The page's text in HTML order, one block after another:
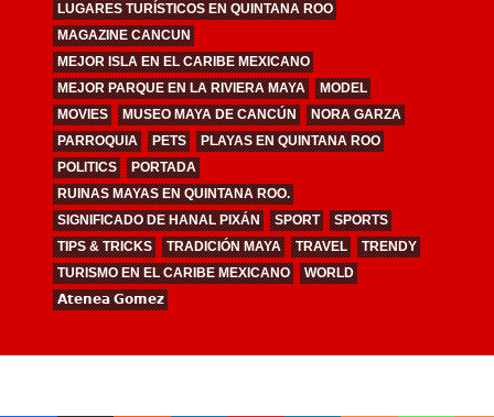
LUGARES TURÍSTICOS EN QUINTANA ROO
MAGAZINE CANCUN
MEJOR ISLA EN EL CARIBE MEXICANO
MEJOR PARQUE EN LA RIVIERA MAYA
MODEL
MOVIES
MUSEO MAYA DE CANCÚN
NORA GARZA
PARROQUIA
PETS
PLAYAS EN QUINTANA ROO
POLITICS
PORTADA
RUINAS MAYAS EN QUINTANA ROO.
SIGNIFICADO DE HANAL PIXÁN
SPORT
SPORTS
TIPS & TRICKS
TRADICIÓN MAYA TRAVEL
TRENDY
TURISMO EN EL CARIBE MEXICANO
WORLD
𝗔𝘁𝗲𝗻𝗲𝗮 𝗚𝗼𝗺𝗲𝘇